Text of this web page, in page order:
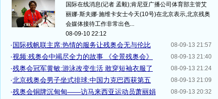
国际在线消息(记者 孟毅);肯尼亚广播公司体育部主管艾
丽娜·斯夫娜·施维卡女士今天(10号)在北京表示,北京残奥
会媒体接待工作非常出色...
08-09-10 22:12
08-09-13 21:57
·国际残帆联主席:热情的服务让残奥会无与伦比
08-09-13 21:40
·视频:残奥会中竭尽全力的故事 《全景残奥会》
08-09-13 21:24
·残奥会冠军黄敏:游泳改变生活 敢穿短袖衣服了
08-09-13 21:09
·北京残奥会男子坐式排球:中国力克巴西获第五
08-09-13 20:32
·残奥会铜牌沉甸甸——访马来西亚运动员萧丽娟